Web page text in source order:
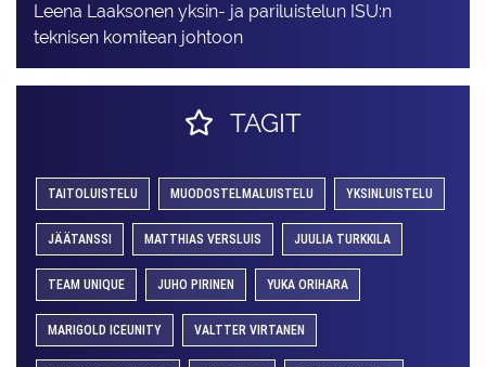
Leena Laaksonen yksin- ja pariluistelun ISU:n
teknisen komitean johtoon
TAGIT
TAITOLUISTELU MUODOSTELMALUISTELU YKSINLUISTELU
JÄÄTANSSI MATTHIAS VERSLUIS JUULIA TURKKILA
TEAM UNIQUE JUHO PIRINEN YUKA ORIHARA
MARIGOLD ICEUNITY VALTTER VIRTANEN